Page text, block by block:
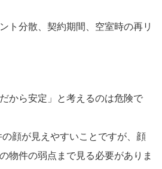
ト分散、契約期間、空室時の再リ
から安定」と考えるのは危険で
顔が見えやすいことですが、顔
物件の弱点まで見る必要がありま